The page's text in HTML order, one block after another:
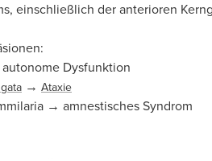
einschließlich der anterioren
Dysfunktion
→ Ataxie
→ amnestisches Syndrom